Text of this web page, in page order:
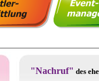
"Nachruf" des